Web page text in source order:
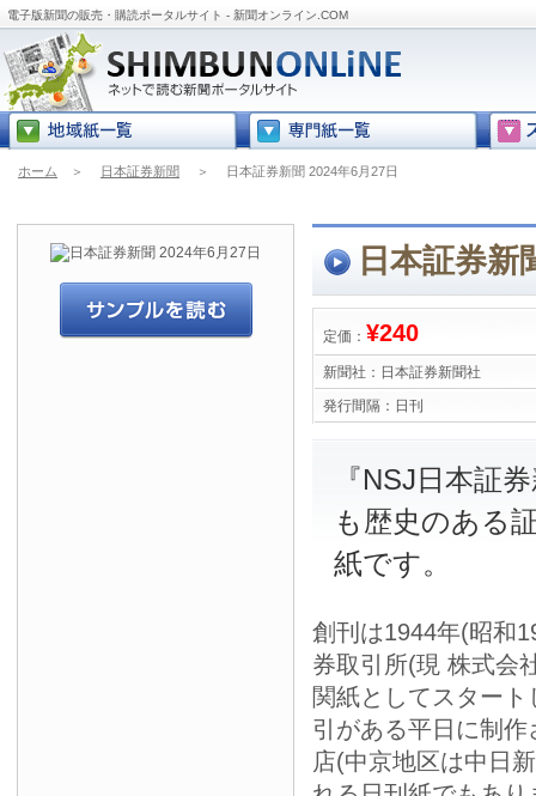
電子版新聞の販売・購読ポータルサイト - 新聞オンライン.COM
ホーム ＞ 日本証券新聞 ＞ 日本証券新聞 2024年6月27日
日本証券新
定価： ¥240
新聞社： 日本証券新聞社
発行間隔： 日刊
『NSJ日本証
も歴史のある
紙です。
創刊は1944年(昭和
券取引所(現 株式会
関紙としてスター
引がある平日に制
店(中京地区は中日